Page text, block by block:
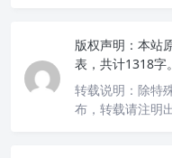
版权声明： 本站
表，共计1318字。
转载说明： 除特
布，转载请注明出